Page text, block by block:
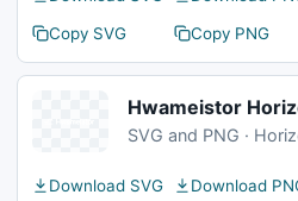
Copy SVG
Copy PNG
Hwameistor
SVG and PNG ·
Download SVG
Download